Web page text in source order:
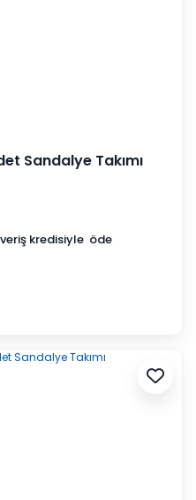
Sandalye Takımı
kredisiyle öde